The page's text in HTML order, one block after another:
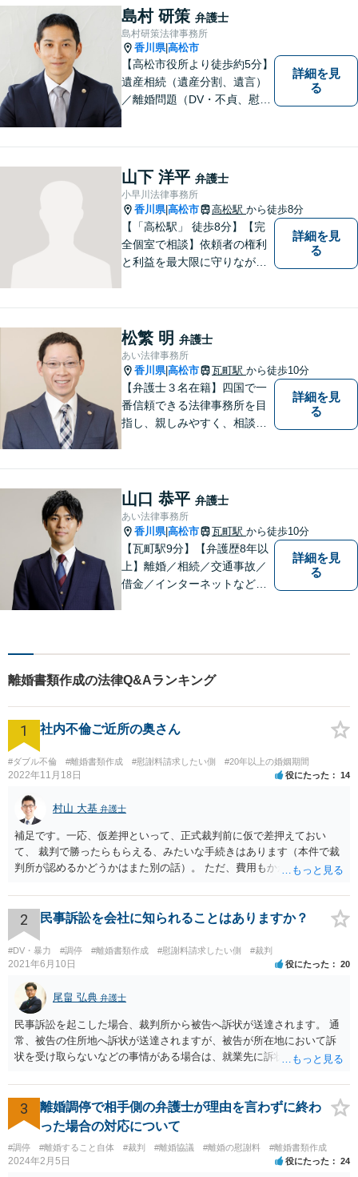
ていただきます。ご相談は無
料ですので、お気軽にご相談
ください。
島村 研策 弁護士
島村研策法律事務所
香川県|高松市
【高松市役所より徒歩約5分】
遺産相続（遺産分割、遺言）
／離婚問題（DV・不貞、慰謝
高いリーガルサービスをご提
供します。
詳細を見
る
山下 洋平 弁護士
小早川法律事務所
香川県|高松市 高松駅 から徒歩8分
【「高松駅」 徒歩8分】【完
全個室で相談】依頼者の権利
と利益を最大限に守りなが
見出すお手伝いができれば、
幸いです。お気軽にご相談く
ださい。
詳細を見
る
松繁 明 弁護士
あい法律事務所
香川県|高松市 瓦町駅 から徒歩10分
【弁護士３名在籍】四国で一
番信頼できる法律事務所を目
指し、親しみやすく、相談し
詳細を見
る
山口 恭平 弁護士
あい法律事務所
香川県|高松市 瓦町駅 から徒歩10分
【瓦町駅9分】【弁護歴8年以
上】離婚／相続／交通事故／
借金／インターネットなど幅
皆様にとって最善の解決を模
索します。まずはお気軽にご
相談ください。
詳細を見
る
離婚書類作成の法律Q&Aランキング
1 社内不倫ご近所の奥さん
#ダブル不倫 #離婚書類作成 #慰謝料請求したい側 #20年以上の婚姻期間
2022年11月18日 役にたった 14
村山 大基 弁護士
補足です。一応、仮差押といって、正式裁判前に仮で差押えておい
て、 裁判で勝ったらもらえる、みたいな手続きはあります（本件で裁
判所が認めるかどうかはまた別の話）。 ただ、費用もかかりますし、
のであれば、 面談相談に行って詳しく話を聞いてみましょう。
2 民事訴訟を会社に知られることはありますか？
#DV・暴力 #調停 #離婚書類作成 #慰謝料請求したい側 #裁判
2021年6月10日 役にたった 20
尾畠 弘典 弁護士
民事訴訟を起こした場合、裁判所から被告へ訴状が送達されます。 通
常、被告の住所地へ訴状が送達されますが、被告が所在地において訴
状を受け取らないなどの事情がある場合は、就業先に訴状が送達され
題となっているケースや、目撃者として就業先の従業員がおり、目撃
者に証言してもらうことが必要になるケースなどでは、裁判の追行
上、就業先に協力を仰がなければならない場合や、就業先の従業員に
協力を仰がなければならない場合があります。 また、仮に訴訟におい
ていくらかの賠償が認められたとして、被告がこれを任意に支払わな
い場合は、強制執行を申し立てることで債権の回収を図ることができ
3
離婚調停で相手側の弁護士が理由を言わずに終わ
った場合の対応について
#調停 #離婚すること自体 #裁判 #離婚協議 #離婚の慰謝料 #離婚書類作成
2024年2月5日 役にたった 24